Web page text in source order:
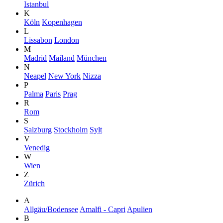
Istanbul
K
Köln Kopenhagen
L
Lissabon London
M
Madrid Mailand München
N
Neapel New York Nizza
P
Palma Paris Prag
R
Rom
S
Salzburg Stockholm Sylt
V
Venedig
W
Wien
Z
Zürich
A
Allgäu/Bodensee Amalfi - Capri Apulien
B